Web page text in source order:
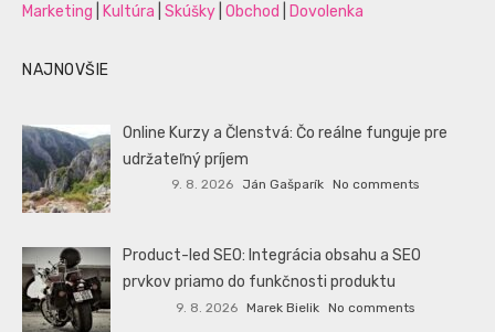
Marketing
Kultúra Skúšky Obchod Dovolenka
NAJNOVŠIE
Online Kurzy a Členstvá: Čo reálne funguje pre
udržateľný príjem
9. 8. 2026 Ján Gašparík No comments
Product-led SEO: Integrácia obsahu a SEO
prvkov priamo do funkčnosti produktu
9. 8. 2026 Marek Bielik No comments